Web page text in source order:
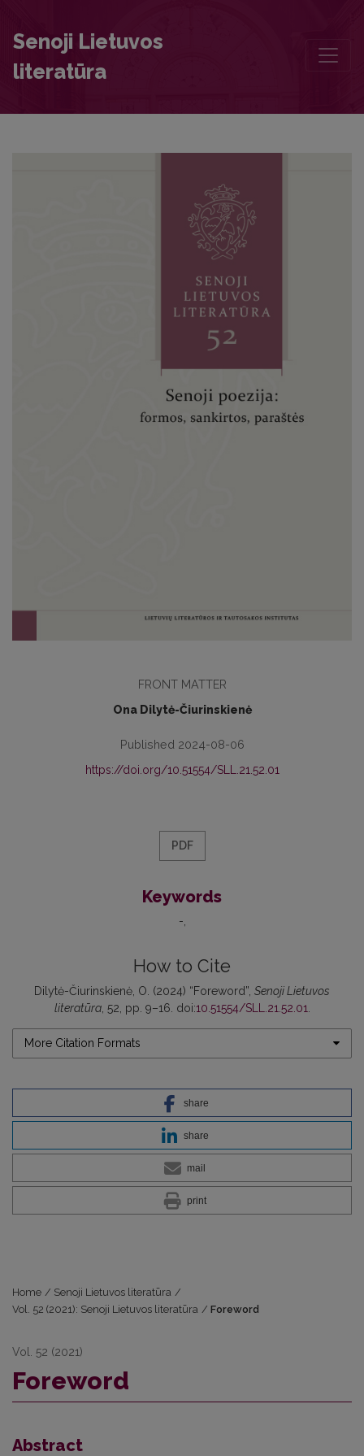
Senoji Lietuvos
literatūra
FRONT MATTER
Ona Dilytė-Čiurinskienė
Published 2024-08-06
https://doi.org/10.51554/SLL.21.52.01
PDF
Keywords
-
How to Cite
Dilytė-Čiurinskienė, O. (2024) “Foreword”, Senoji Lietuvos
literatūra, 52, pp. 9–16. doi:10.51554/SLL.21.52.01
More Citation Formats
share
share
mail
print
Home / Senoji Lietuvos literatūra /
Vol. 52 (2021): Senoji Lietuvos literatūra / Foreword
Vol. 52 (2021)
Foreword
Abstract